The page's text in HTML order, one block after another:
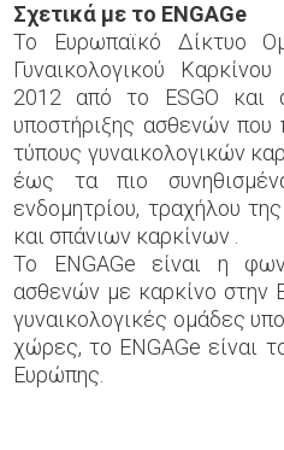
Σχετικά με το ENGAGe
Το Ευρωπαϊκό Δίκτυο
Γυναικολογικού
2012 από το ESGO και
υποστήριξης ασθενών
τύπους γυναικολογικών
έως τα πιο
ενδομητρίου, τραχήλου
και σπάνιων καρκίνων .
Το ENGAGe είναι η
ασθενών με καρκίνο
γυναικολογικές ομάδες
χώρες, το ENGAGe είναι
Ευρώπης.